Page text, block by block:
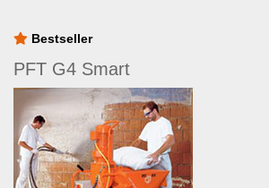
Bestseller
PFT G4 Smart